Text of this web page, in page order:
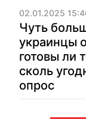
02.01.2025
Чуть
украинцы
готовы ли
сколь
опрос